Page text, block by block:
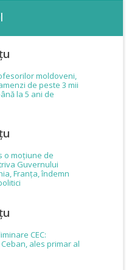
moldoveni,
de peste 3 mii
la 5 ani de
o moțiune de
Guvernului
Franța, îndemn
CEC:
ales primar al